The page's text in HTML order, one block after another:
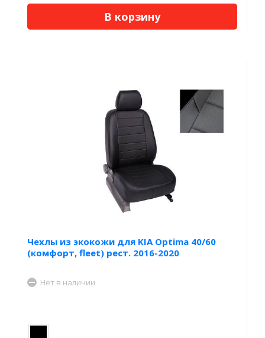
В корзину
Чехлы из экокожи для KIA Optima 40/60
(комфорт, fleet) рест. 2016-2020
Нет в наличии